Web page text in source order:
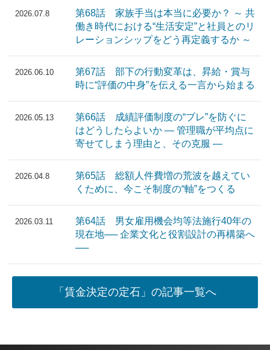
2026.07.8
第68話 家族手当は本当に必要か？ ～ 共
働き時代における“生活安定”と社員とのリ
レーションシップをどう再定義するか ～
2026.06.10
第67話 部下の行動変革は、昇給・賞与
時に“評価の中身”を伝える一言から始まる
2026.05.13
第66話 成績評価制度の“ブレ”を防ぐに
はどうしたらよいか ― 管理職が平均点に
寄せてしまう理由と、その克服 ―
2026.04.8
第65話 総額人件費増の荒波を越えてい
くために、今こそ制度の“軸”をつくる
2026.03.11
第64話 男女雇用機会均等法施行40年の
現在地── 企業文化と役割設計の再構築へ
──
「賃金決定の定石」の記事一覧へ